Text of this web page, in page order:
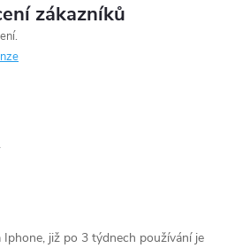
zákazníků
již po 3 týdnech používání je